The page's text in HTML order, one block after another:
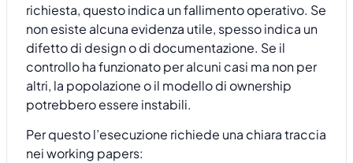
richiesta, questo indica un fallimento operativo. Se
non esiste alcuna evidenza utile, spesso indica un
difetto di design o di documentazione. Se il
controllo ha funzionato per alcuni casi ma non per
altri, la popolazione o il modello di ownership
potrebbero essere instabili.
Per questo l’esecuzione richiede una chiara traccia
nei working papers: